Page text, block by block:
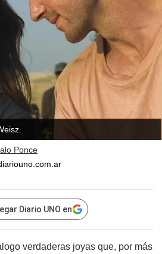
Ponce
Diario UNO en
verdaderas joyas que, por más